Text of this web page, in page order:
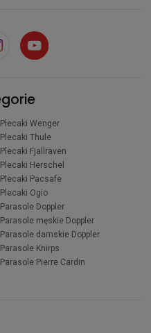
Plecaki Wenger
Plecaki Thule
Plecaki Fjallraven
Plecaki Herschel
Plecaki Pacsafe
Plecaki Ogio
Parasole Doppler
Parasole męskie Doppler
Parasole damskie Doppler
Parasole Knirps
Parasole Pierre Cardin